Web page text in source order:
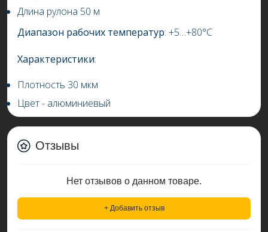
Длина рулона 50 м
Диапазон рабочих температур: +5…+80°С
Характеристики:
Плотность 30 мкм
Цвет - алюминиевый
Отзывы
Нет отзывов о данном товаре.
+ Добавить отзыв